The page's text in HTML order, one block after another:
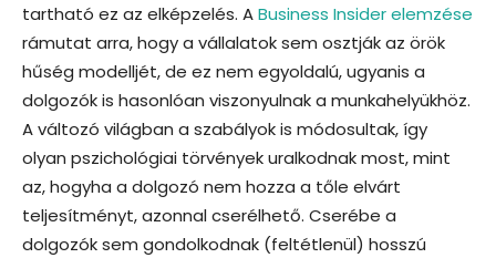
tartható ez az elképzelés. ABusiness Insider elemzése
rámutat arra, hogy a vállalatok sem osztják az örök
hűség modelljét, de ez nem egyoldalú, ugyanis a
dolgozók is hasonlóan viszonyulnak a munkahelyükhöz.
A változó világban a szabályok is módosultak, így
olyan pszichológiai törvények uralkodnak most, mint
az, hogyha a dolgozó nem hozza a tőle elvárt
teljesítményt, azonnal cserélhető. Cserébe a
dolgozók sem gondolkodnak (feltétlenül) hosszú